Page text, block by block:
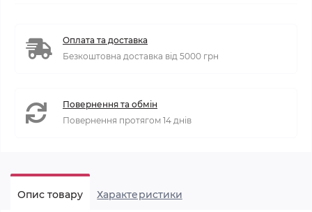
Оплата та доставка
Безкоштовна доставка від 5000 грн
Повернення та обмін
Повернення протягом 14 днів
Опис товару Характеристики